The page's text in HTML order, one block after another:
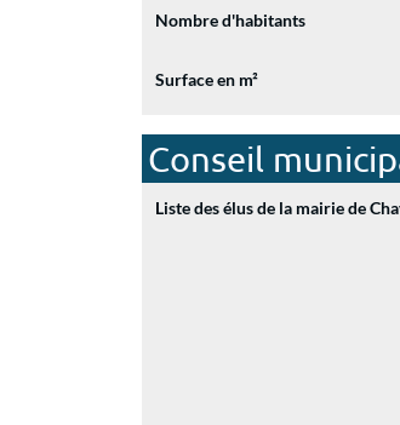
Nombre d'habitants
Surface en m²
Conseil
Liste des élus de la mairie de